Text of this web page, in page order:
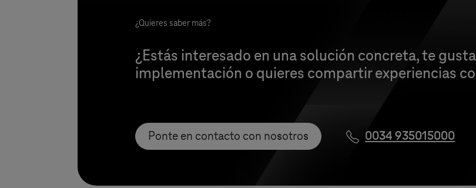
¿Quieres saber más?
¿Estás interesado en una solución concreta, te
implementación o quieres compartir experiencias
Ponte en contacto con nosotros 0034 935015000